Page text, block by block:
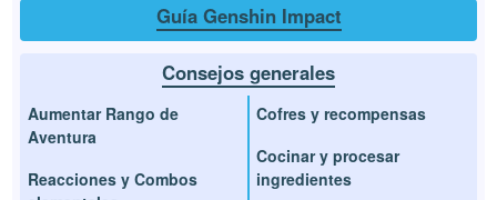
Guía Genshin Impact
Consejos generales
Aumentar Rango de
Aventura
Reacciones y Combos
Cofres y recompensas
Cocinar y procesar
ingredientes